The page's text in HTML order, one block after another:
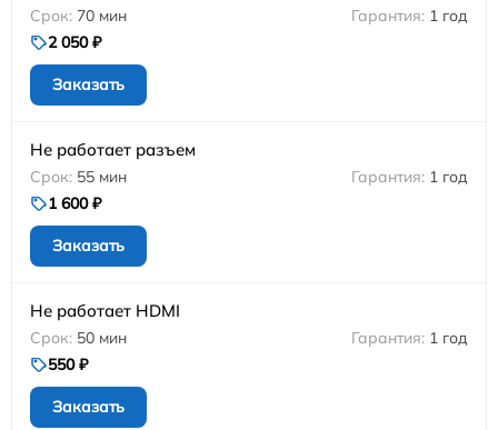
70 мин
1 год
2 050 ₽
Заказать
Не работает разъем
55 мин
1 год
1 600 ₽
Заказать
Не работает HDMI
50 мин
1 год
550 ₽
Заказать